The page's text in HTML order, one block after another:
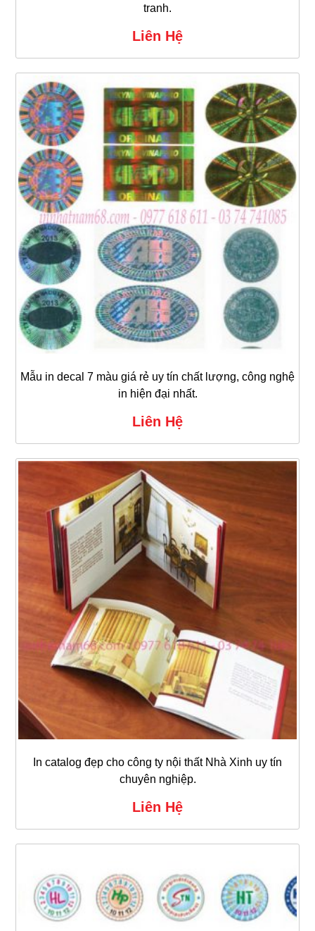
tranh.
Liên Hệ
Mẫu in decal 7 màu giá rẻ uy tín chất lượng, công nghệ
in hiện đại nhất.
Liên Hệ
In catalog đẹp cho công ty nội thất Nhà Xinh uy tín
chuyên nghiệp.
Liên Hệ